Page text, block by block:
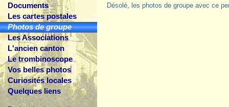
Documents
Les cartes postales
Photos de groupe
Les Associations
L'ancien canton
Le trombinoscope
Vos belles photos
Curiosités locales
Quelques liens
Désolé, les photos de groupe avec ce